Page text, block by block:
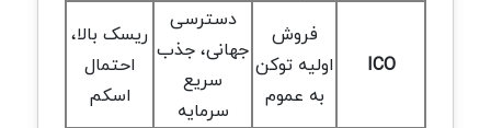
ICO
فروش
اولیه توکن
به عموم
دسترسی
جهانی، جذب
سریع
سرمایه
ریسک بالا،
احتمال
اسکم